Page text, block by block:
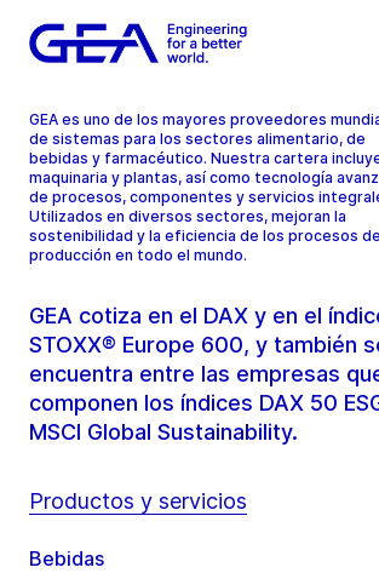
GEA es uno de los mayores proveedores
de sistemas para los sectores alimentario, de
bebidas y farmacéutico. Nuestra cartera
maquinaria y plantas, así como tecnología
de procesos, componentes y servicios
Utilizados en diversos sectores, mejoran la
sostenibilidad y la eficiencia de los procesos de
producción en todo el mundo.
GEA cotiza en el DAX y en el
STOXX® Europe 600, y también
encuentra entre las empresas
componen los índices DAX 50
MSCI Global Sustainability.
Productos y servicios
Bebidas